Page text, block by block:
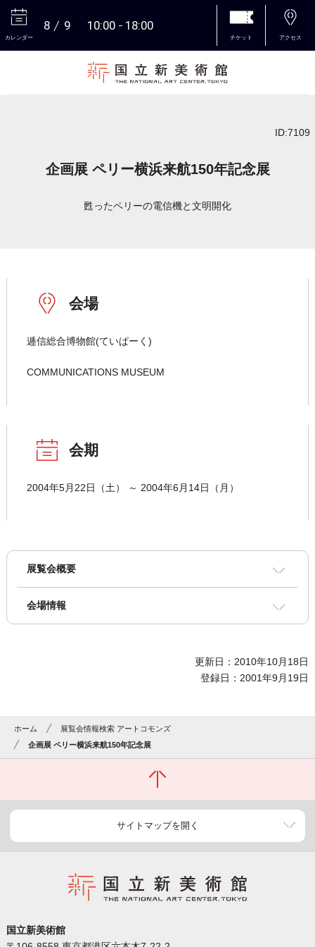
カレンダー
8 9 10:00 18:00
チケット アクセス
ID:7109
企画展 ペリー横浜来航150年記念展
甦ったペリーの電信機と文明開化
会場
逓信総合博物館(ていぱーく)
COMMUNICATIONS MUSEUM
会期
2004年5月22日（土） ～ 2004年6月14日（月）
展覧会概要
会場情報
更新日：2010年10月18日
登録日：2001年9月19日
ホーム
展覧会情報検索 アートコモンズ
企画展 ペリー横浜来航150年記念展
サイトマップを開く
国立新美術館